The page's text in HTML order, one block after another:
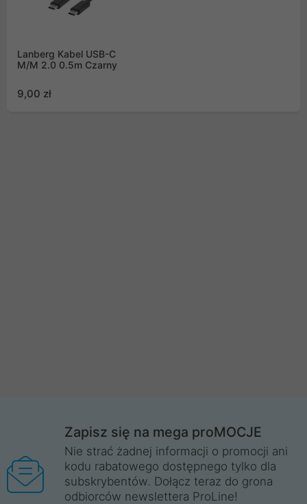
Lanberg Kabel USB-C
M/M 2.0 0.5m Czarny
9,00 zł
Zapisz się na mega proMOCJE
Nie strać żadnej informacji o promocji ani
kodu rabatowego dostępnego tylko dla
subskrybentów. Dołącz teraz do grona
odbiorców newslettera ProLine!